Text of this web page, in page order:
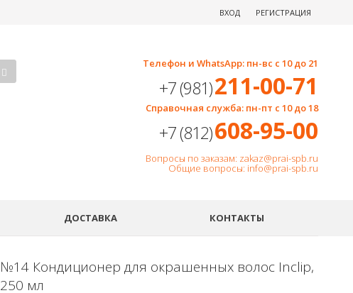
ВХОД РЕГИСТРАЦИЯ
Телефон и WhatsApp: пн-вс с 10 до 21
+7 (981)211-00-71
Справочная служба: пн-пт с 10 до 18
+7 (812)608-95-00
Вопросы по заказам: zakaz@prai-spb.ru
Общие вопросы: info@prai-spb.ru
ДОСТАВКА КОНТАКТЫ
№14 Кондиционер для окрашенных волос Inclip,
250 мл